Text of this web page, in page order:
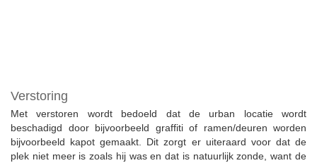
Verstoring
Met verstoren wordt bedoeld dat de urban locatie wordt
beschadigd door bijvoorbeeld graffiti of ramen/deuren worden
bijvoorbeeld kapot gemaakt. Dit zorgt er uiteraard voor dat de
plek niet meer is zoals hij was en dat is natuurlijk zonde, want de